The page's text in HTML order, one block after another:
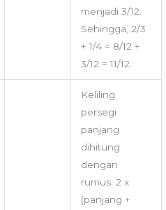
menjadi 3/12.
Sehingga, 2/3
+ 1/4 = 8/12 +
3/12 = 11/12.
Keliling
persegi
panjang
dihitung
dengan
rumus: 2 x
(panjang +